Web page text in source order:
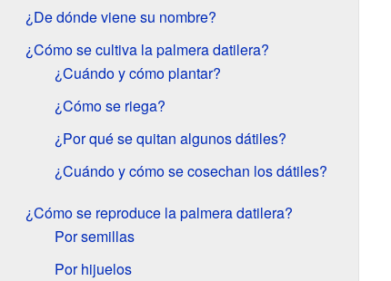
¿De dónde viene su nombre?
¿Cómo se cultiva la palmera datilera?
¿Cuándo y cómo plantar?
¿Cómo se riega?
¿Por qué se quitan algunos dátiles?
¿Cuándo y cómo se cosechan los dátiles?
¿Cómo se reproduce la palmera datilera?
Por semillas
Por hijuelos